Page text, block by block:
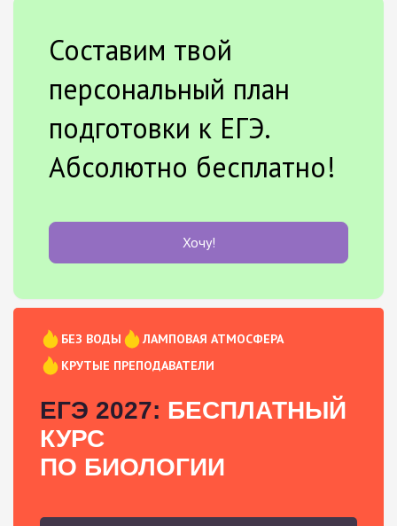
Составим твой
персональный план
подготовки к ЕГЭ.
Абсолютно бесплатно!
Хочу!
БЕЗ ВОДЫ
ЛАМПОВАЯ АТМОСФЕРА
КРУТЫЕ ПРЕПОДАВАТЕЛИ
ЕГЭ 2027: БЕСПЛАТНЫЙ
КУРС
ПО БИОЛОГИИ